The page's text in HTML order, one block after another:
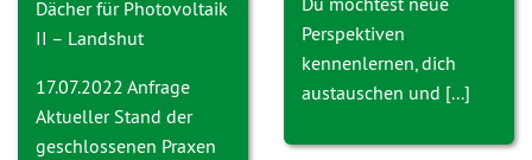
Dächer für Photovoltaik
II – Landshut
17.07.2022 Anfrage
Aktueller Stand der
geschlossenen Praxen
Perspektiven
kennenlernen, dich
austauschen und [...]